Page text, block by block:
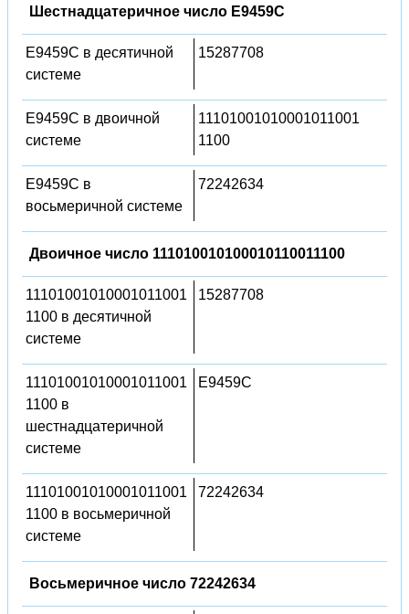
Шестнадцатеричное число E9459C
E9459C в десятичной
системе
15287708
E9459C в двоичной
системе
11101001010001011001
1100
E9459C в
восьмеричной системе
72242634
Двоичное число 111010010100010110011100
11101001010001011001
1100 в десятичной
системе
15287708
11101001010001011001
1100 в
шестнадцатеричной
системе
E9459C
11101001010001011001
1100 в восьмеричной
системе
72242634
Восьмеричное число 72242634